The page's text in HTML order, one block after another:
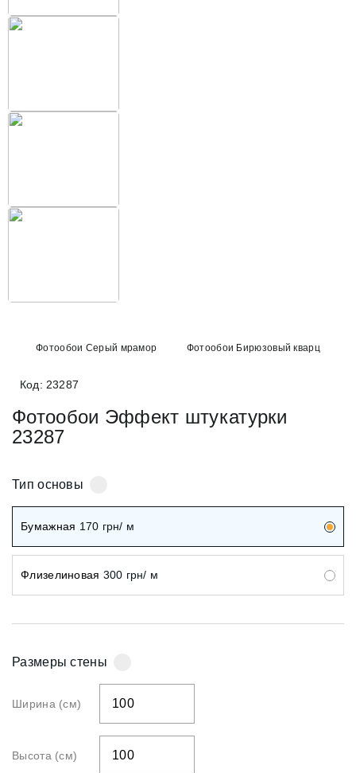
Фотообои Серый мрамор Фотообои Бирюзовый кварц
Код: 23287
Фотообои Эффект штукатурки
23287
Тип основы
Бумажная 170 грн/ м
Флизелиновая 300 грн/ м
Размеры стены
Ширина (см)
Высота (см)